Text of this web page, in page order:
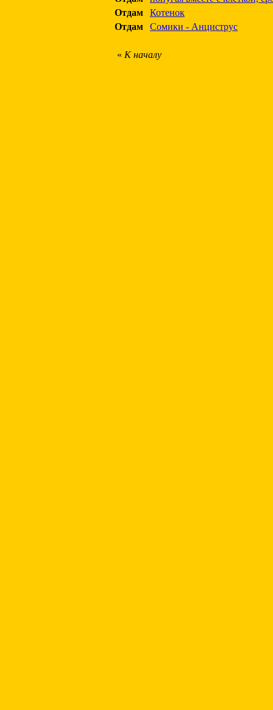
Отдам
Котенок
Отдам
Сомики - Анциструс
« К началу